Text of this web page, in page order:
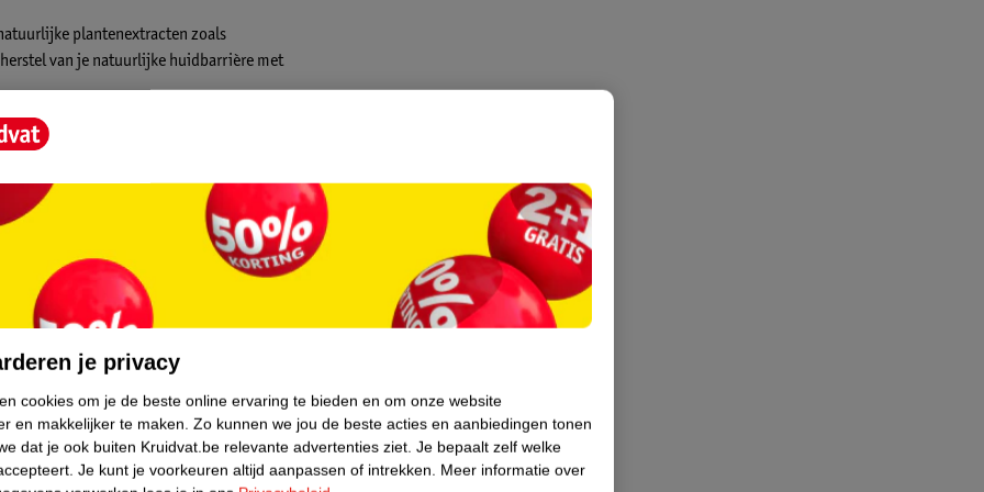
plantenextracten zoals
van je natuurlijke huidbarrière met
je privacy
cookies om je de beste online ervaring te bieden en om onze website
en makkelijker te maken. Zo kunnen we jou de beste acties en aanbiedingen tonen
dat je ook buiten Kruidvat.be relevante advertenties ziet. Je bepaalt zelf welke
Je kunt je voorkeuren altijd aanpassen of intrekken. Meer informatie over